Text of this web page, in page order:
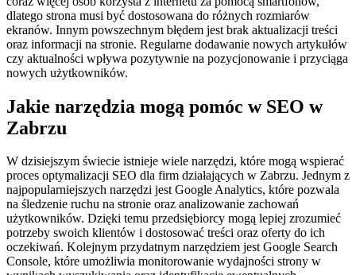
dlatego strona musi być dostosowana do różnych rozmiarów
ekranów. Innym powszechnym błędem jest brak aktualizacji treści
oraz informacji na stronie. Regularne dodawanie nowych artykułów
czy aktualności wpływa pozytywnie na pozycjonowanie i przyciąga
nowych użytkowników.
Jakie narzędzia mogą pomóc w SEO w
Zabrzu
W dzisiejszym świecie istnieje wiele narzędzi, które mogą wspierać
proces optymalizacji SEO dla firm działających w Zabrzu. Jednym z
najpopularniejszych narzędzi jest Google Analytics, które pozwala
na śledzenie ruchu na stronie oraz analizowanie zachowań
użytkowników. Dzięki temu przedsiębiorcy mogą lepiej zrozumieć
potrzeby swoich klientów i dostosować treści oraz oferty do ich
oczekiwań. Kolejnym przydatnym narzędziem jest Google Search
Console, które umożliwia monitorowanie wydajności strony w